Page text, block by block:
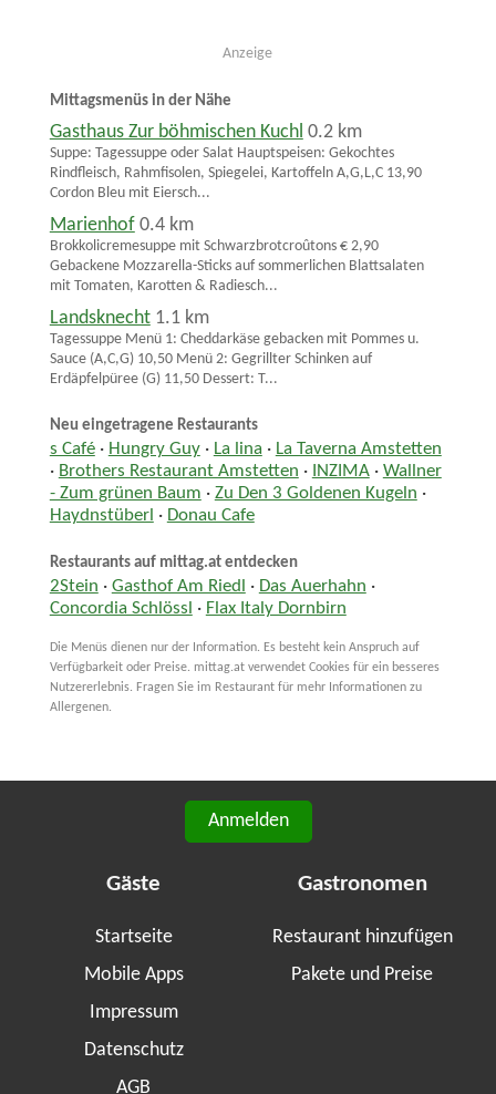
Anzeige
Mittagsmenüs in der Nähe
Gasthaus Zur böhmischen Kuchl 0.2 km
Suppe: Tagessuppe oder Salat Hauptspeisen: Gekochtes
Rindfleisch, Rahmfisolen, Spiegelei, Kartoffeln A,G,L,C 13,90
Cordon Bleu mit Eiersch...
Marienhof 0.4 km
Brokkolicremesuppe mit Schwarzbrotcroûtons € 2,90
Gebackene Mozzarella-Sticks auf sommerlichen Blattsalaten
mit Tomaten, Karotten & Radiesch...
Landsknecht 1.1 km
Tagessuppe Menü 1: Cheddarkäse gebacken mit Pommes u.
Sauce (A,C,G) 10,50 Menü 2: Gegrillter Schinken auf
Erdäpfelpüree (G) 11,50 Dessert: T...
Neu eingetragene Restaurants
s Café· Hungry Guy· La lina · La Taverna Amstetten
· Brothers Restaurant Amstetten · INZIMA· Wallner
- Zum grünen Baum · Zu Den 3 Goldenen Kugeln ·
Haydnstüberl · Donau Cafe
Restaurants auf mittag.at entdecken
2Stein · Gasthof Am Riedl · Das Auerhahn ·
Concordia Schlössl
· Flax Italy Dornbirn
Die Menüs dienen nur der Information. Es besteht kein Anspruch auf
Verfügbarkeit oder Preise. mittag.at verwendet Cookies für ein besseres
Nutzererlebnis. Fragen Sie im Restaurant für mehr Informationen zu
Allergenen.
Anmelden
Gäste
Startseite
Mobile Apps
Impressum
Datenschutz
AGB
Gastronomen
Restaurant hinzufügen
Pakete und Preise